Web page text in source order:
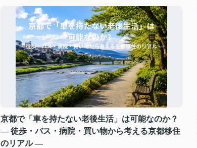
京都で「車を持たない老後生活」は可能なのか？
― 徒歩・バス・病院・買い物から考える京都移住
のリアル ―